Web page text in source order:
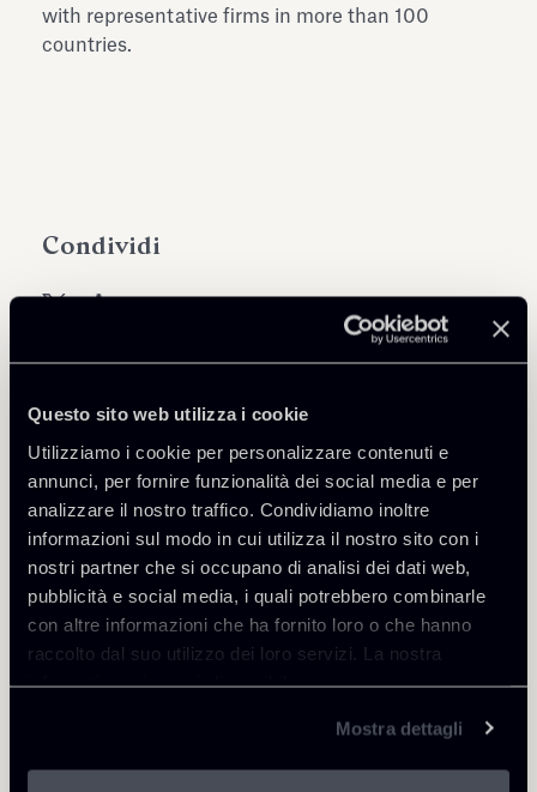
Questo sito web utilizza i cookie
Utilizziamo i cookie per personalizzare contenuti e
annunci, per fornire funzionalità dei social media e per
analizzare il nostro traffico. Condividiamo inoltre
informazioni sul modo in cui utilizza il nostro sito con i
nostri partner che si occupano di analisi dei dati web,
pubblicità e social media, i quali potrebbero combinarle
con altre informazioni che ha fornito loro o che hanno
raccolto dal suo utilizzo dei loro servizi. La nostra
informativa privacy è disponibilequi.
Mostra dettagli
Approfondisci
Public Law, Regulatory & Authorities
with representative firms in more than 100
countries.
Condividi
Professionisti correlati
Milano